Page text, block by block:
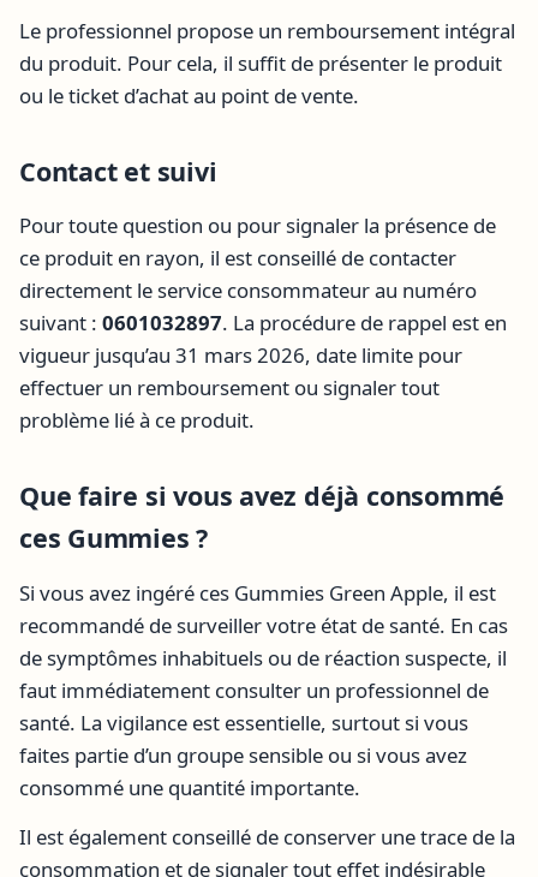
Le professionnel propose un remboursement intégral
du produit. Pour cela, il suffit de présenter le produit
ou le ticket d’achat au point de vente.
Contact et suivi
Pour toute question ou pour signaler la présence de
ce produit en rayon, il est conseillé de contacter
directement le service consommateur au numéro
suivant : 0601032897. La procédure de rappel est en
vigueur jusqu’au 31 mars 2026, date limite pour
effectuer un remboursement ou signaler tout
problème lié à ce produit.
Que faire si vous avez déjà consommé
ces Gummies ?
Si vous avez ingéré ces Gummies Green Apple, il est
recommandé de surveiller votre état de santé. En cas
de symptômes inhabituels ou de réaction suspecte, il
faut immédiatement consulter un professionnel de
santé. La vigilance est essentielle, surtout si vous
faites partie d’un groupe sensible ou si vous avez
consommé une quantité importante.
Il est également conseillé de conserver une trace de la
consommation et de signaler tout effet indésirable